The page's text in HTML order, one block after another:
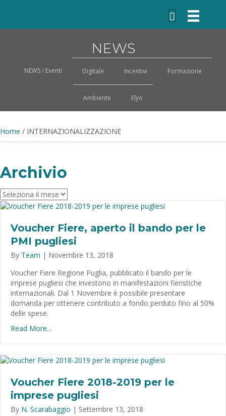
NEWS
NEWS / Eventi Digitale Incentivi Formazione
Ambiente Elyo
Home / INTERNAZIONALIZZAZIONE
Archivio
Archivio
Voucher Fiere, aperto il bando per le
PMI pugliesi
By Team | Novembre 13, 2018
Voucher Fiere Regione Puglia, pubblicato il bando per le
imprese pugliesi che investono in manifestazioni fieristiche
internazionali. Dal 1 Novembre è possibile presentare
domanda per ottenere contributo a fondo perduto fino al 50%
delle spese.
Read More...
Voucher Fiere 2018-2019 per le
imprese pugliesi
By N. Scarabaggio | Settembre 13, 2018